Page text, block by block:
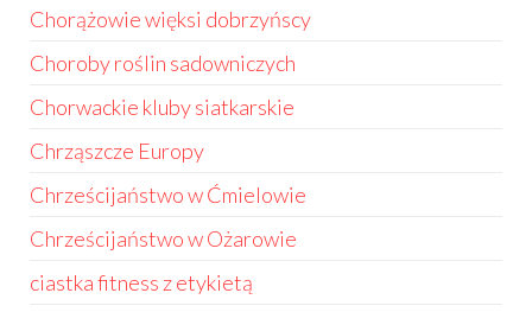
Chorążowie więksi dobrzyńscy
Choroby roślin sadowniczych
Chorwackie kluby siatkarskie
Chrząszcze Europy
Chrześcijaństwo w Ćmielowie
Chrześcijaństwo w Ożarowie
ciastka fitness z etykietą